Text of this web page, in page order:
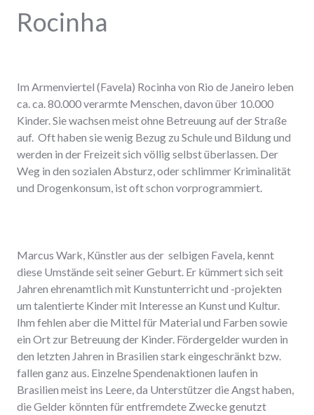
Rocinha
Im Armenviertel (Favela) Rocinha von Rio de Janeiro leben
ca. ca. 80.000 verarmte Menschen, davon über 10.000
Kinder. Sie wachsen meist ohne Betreuung auf der Straße
auf. Oft haben sie wenig Bezug zu Schule und Bildung und
werden in der Freizeit sich völlig selbst überlassen. Der
Weg in den sozialen Absturz, oder schlimmer Kriminalität
und Drogenkonsum, ist oft schon vorprogrammiert.
Marcus Wark, Künstler aus der selbigen Favela, kennt
diese Umstände seit seiner Geburt. Er kümmert sich seit
Jahren ehrenamtlich mit Kunstunterricht und -projekten
um talentierte Kinder mit Interesse an Kunst und Kultur.
Ihm fehlen aber die Mittel für Material und Farben sowie
ein Ort zur Betreuung der Kinder. Fördergelder wurden in
den letzten Jahren in Brasilien stark eingeschränkt bzw.
fallen ganz aus. Einzelne Spendenaktionen laufen in
Brasilien meist ins Leere, da Unterstützer die Angst haben,
die Gelder könnten für entfremdete Zwecke genutzt